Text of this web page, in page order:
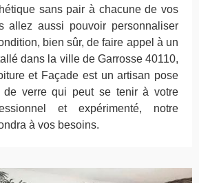
sans pair à chacune de vos
allez aussi pouvoir personnaliser
bien sûr, de faire appel à un
dans la ville de Garrosse 40110,
et Façade est un artisan pose
de verre qui peut se tenir à votre
et expérimenté, notre
à vos besoins.